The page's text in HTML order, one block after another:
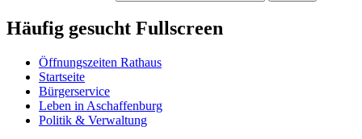
Häufig gesucht Fullscreen
Öffnungszeiten Rathaus
Startseite
Bürgerservice
Leben in Aschaffenburg
Politik & Verwaltung